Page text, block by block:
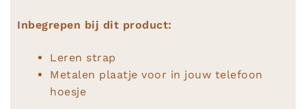
Inbegrepen bij dit product:
Leren strap
Metalen plaatje voor in jouw telefoon
hoesje